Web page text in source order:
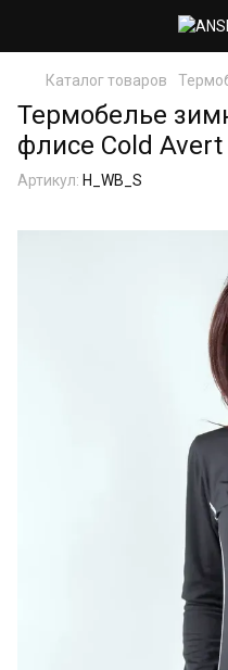
Каталог товаров
Термобелье
флисе Cold
Артикул: H_WB_S